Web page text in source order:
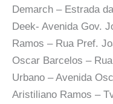
Demarch – Estrada
Deek- Avenida Gov.
Ramos – Rua Pref.
Oscar Barcelos –
Urbano – Avenida
Aristiliano Ramos –